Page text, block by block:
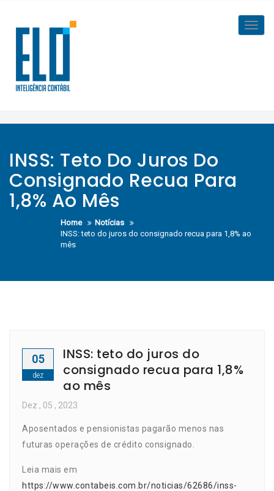
content
INSS: Teto Do Juros Do
Consignado Recua Para
1,8% Ao Mês
Home
Notícias
INSS: teto do juros do consignado recua para 1,8% ao
mês
05
dez
INSS: teto do juros do
consignado recua para 1,8%
ao mês
Dez , 05 , 2023
Aposentados e pensionistas pagarão menos nas
futuras operações de crédito consignado.
Leia mais em
https://www.contabeis.com.br/noticias/62686/inss-